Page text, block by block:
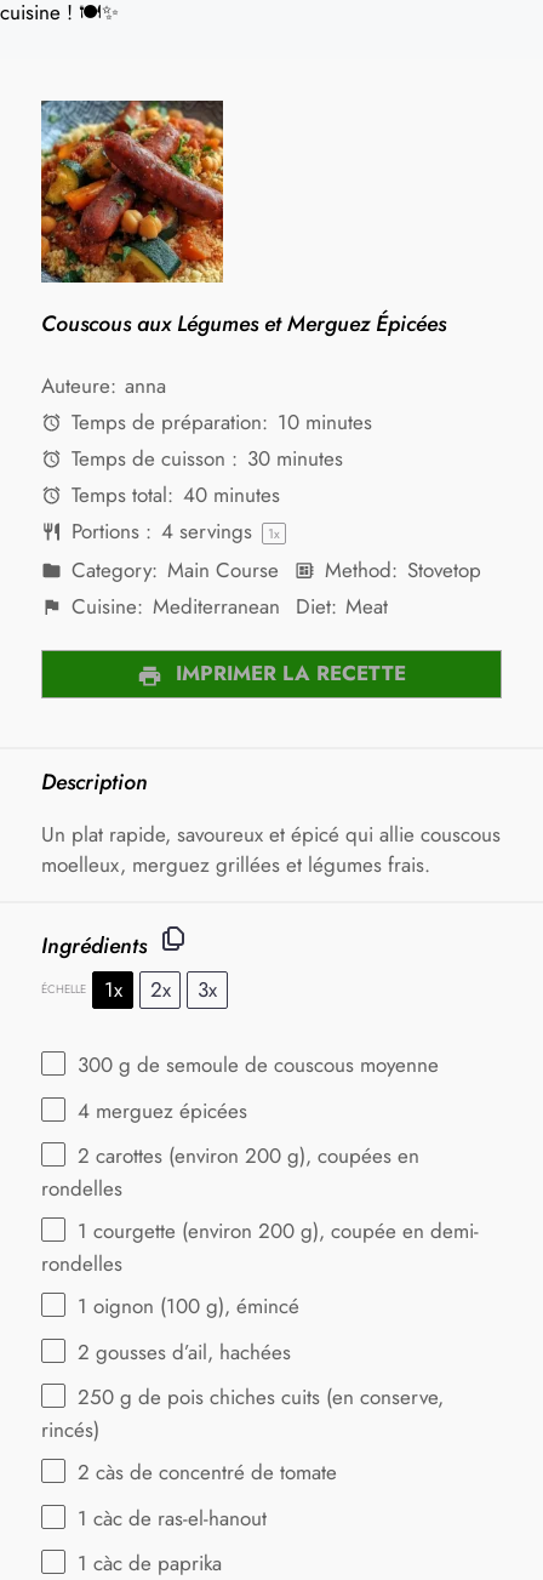
cuisine ! 🍽️✨
Couscous aux Légumes et Merguez Épicées
Auteure: anna
Temps de préparation: 10 minutes
Temps de cuisson : 30 minutes
Temps total: 40 minutes
Portions : 4servings 1x
Category: Main Course Method: Stovetop
Cuisine: Mediterranean Diet: Meat
IMPRIMER LA RECETTE
Description
Un plat rapide, savoureux et épicé qui allie couscous
moelleux, merguez grillées et légumes frais.
Ingrédients
ÉCHELLE 1x 2x 3x
300 g de semoule de couscous moyenne
4 merguez épicées
2 carottes (environ 200 g), coupées en
rondelles
1 courgette (environ 200 g), coupée en demi-
rondelles
1 oignon (100 g), émincé
2 gousses d’ail, hachées
250 g de pois chiches cuits (en conserve,
rincés)
2 càs de concentré de tomate
1 càc de ras-el-hanout
1 càc de paprika